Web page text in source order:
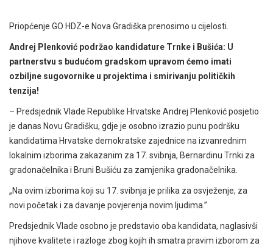
Priopćenje GO HDZ-e Nova Gradiška prenosimo u cijelosti.
Andrej Plenković podržao kandidature Trnke i Bušića: U
partnerstvu s budućom gradskom upravom ćemo imati
ozbiljne sugovornike u projektima i smirivanju političkih
tenzija!
– Predsjednik Vlade Republike Hrvatske Andrej Plenković posjetio
je danas Novu Gradišku, gdje je osobno izrazio punu podršku
kandidatima Hrvatske demokratske zajednice na izvanrednim
lokalnim izborima zakazanim za 17. svibnja, Bernardinu Trnki za
gradonačelnika i Bruni Bušiću za zamjenika gradonačelnika.
„Na ovim izborima koji su 17. svibnja je prilika za osvježenje, za
novi početak i za davanje povjerenja novim ljudima.”
Predsjednik Vlade osobno je predstavio oba kandidata, naglasivši
njihove kvalitete i razloge zbog kojih ih smatra pravim izborom za